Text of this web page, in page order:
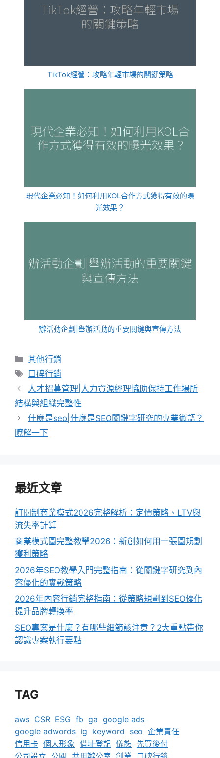
TikTok經營：攻略年輕市場的關鍵策略
現代企業必知！如何利用KOL合作方式獲得有效的曝
光效果？
辦活動企劃|舉辦活動的重要關鍵與宣傳方法
分
類
其他行銷
標
籤
口碑行銷
人才招募管理|人力資源經理協助保持工作場所
結構與組織完整性
什麼是seo|什麼是SEO關鍵字研究的專業術語？
瞭解一下
最近文章
訂閱制商業模式2026完整解析：定價策略、LTV與
流失率計算
商業模式圖完整教學2026：新創如何用一張圖規劃
獲利策略
2026年SEO教學入門完整指南：從關鍵字研究到內
容優化的實戰策略
2026年內容行銷完整指南：從策略規劃到SEO優化
提升品牌轉換率
SEO專案是什麼？有哪些細節該注意？2大重點帶你
認識專案執行要點
TAG
aws CSR ESG fb ga google ads
google adwords ig keyword seo 企業責任
信用卡 個人形象 借址登記 儀態 先買後付
公司設立 公關 共用辦公室 創業 口碑行銷